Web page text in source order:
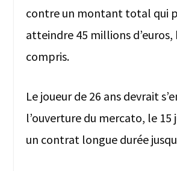
contre un montant total qui
atteindre 45 millions d’euros,
compris.
Le joueur de 26 ans devrait
l’ouverture du mercato, le 15
un contrat longue durée